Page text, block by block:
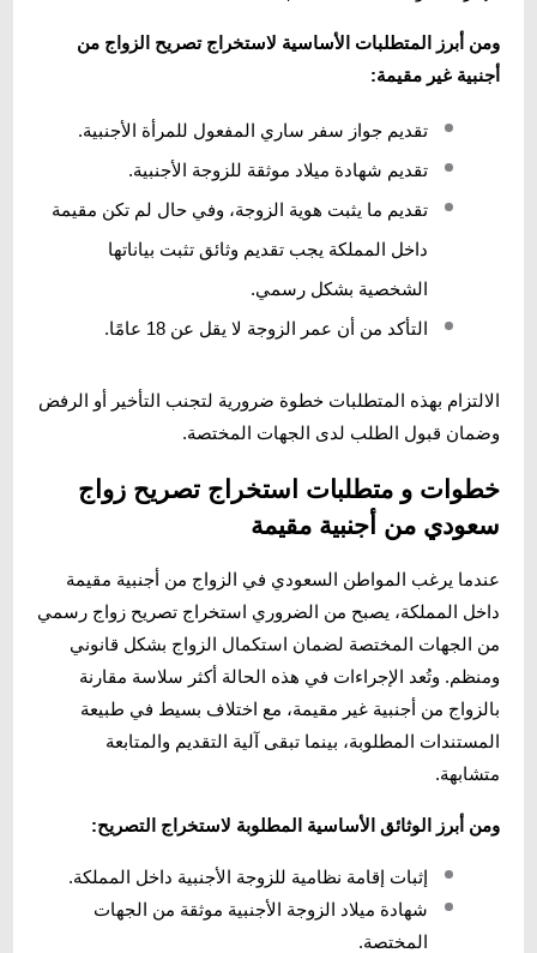
ومن أبرز المتطلبات الأساسية لاستخراج تصريح الزواج من
أجنبية غير مقيمة:
تقديم جواز سفر ساري المفعول للمرأة الأجنبية.
تقديم شهادة ميلاد موثقة للزوجة الأجنبية.
تقديم ما يثبت هوية الزوجة، وفي حال لم تكن مقيمة
داخل المملكة يجب تقديم وثائق تثبت بياناتها
الشخصية بشكل رسمي.
التأكد من أن عمر الزوجة لا يقل عن 18 عامًا.
الالتزام بهذه المتطلبات خطوة ضرورية لتجنب التأخير أو الرفض
وضمان قبول الطلب لدى الجهات المختصة.
خطوات و متطلبات استخراج تصريح زواج
سعودي من أجنبية مقيمة
عندما يرغب المواطن السعودي في الزواج من أجنبية مقيمة
داخل المملكة، يصبح من الضروري استخراج تصريح زواج رسمي
من الجهات المختصة لضمان استكمال الزواج بشكل قانوني
ومنظم. وتُعد الإجراءات في هذه الحالة أكثر سلاسة مقارنة
بالزواج من أجنبية غير مقيمة، مع اختلاف بسيط في طبيعة
المستندات المطلوبة، بينما تبقى آلية التقديم والمتابعة
متشابهة.
ومن أبرز الوثائق الأساسية المطلوبة لاستخراج التصريح:
إثبات إقامة نظامية للزوجة الأجنبية داخل المملكة.
شهادة ميلاد الزوجة الأجنبية موثقة من الجهات
المختصة.